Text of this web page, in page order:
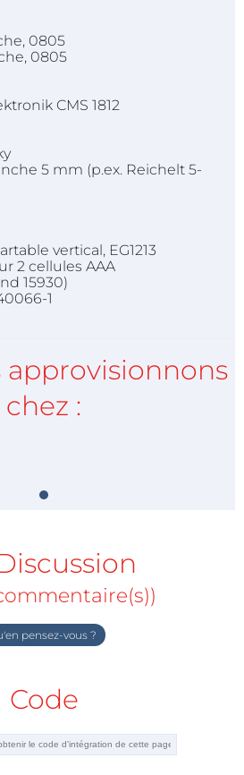
0805
0805
CMS 1812
5 mm (p.ex. Reichelt 5-
vertical, EG1213
2 cellules AAA
15930)
1
approvisionnons
chez :
pensez-vous ?
Code